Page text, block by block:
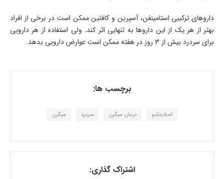
داروهای ترکیبی استامینفن، آسپرین و کافئین ممکن است در برخی از افراد
بهتر از هر یک از این داروها به تنهایی اثر کند. ولی استفاده از هر دارویی
برای سردرد بیش از 3 روز در هفته ممکن است عوارض دارویی بدهد.
برچسب ها:
اسلایدشو درمان میگرن سردرد میگرن
اشتراک گذاری: